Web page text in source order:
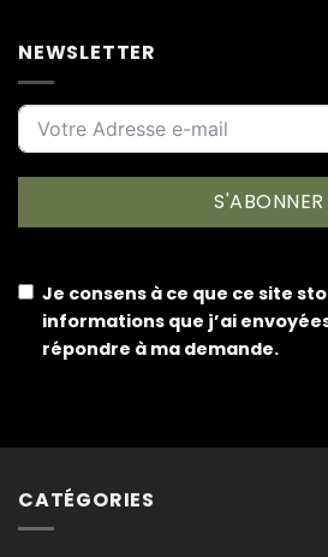
NEWSLETTER
S'ABONNER
Je consens à ce que ce site
informations que j’ai
répondre à ma demande.
CATÉGORIES